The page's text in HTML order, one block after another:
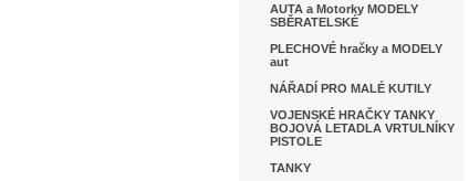
AUTA a Motorky MODELY
SBĚRATELSKÉ
PLECHOVÉ hračky a MODELY
aut
NÁŘADÍ PRO MALÉ KUTILY
VOJENSKÉ HRAČKY TANKY
BOJOVÁ LETADLA VRTULNÍKY
PISTOLE
TANKY